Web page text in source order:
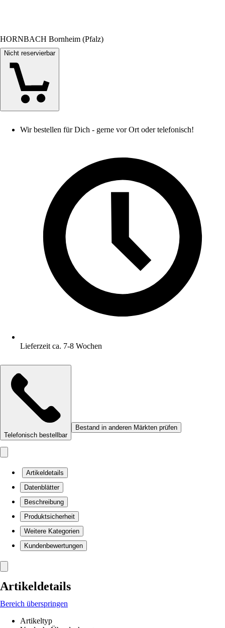
HORNBACH Bornheim (Pfalz)
Nicht reservierbar
Wir bestellen für Dich - gerne vor Ort oder telefonisch!
Lieferzeit ca. 7-8 Wochen
Telefonisch bestellbar
Bestand in anderen Märkten prüfen
Artikeldetails
Datenblätter
Beschreibung
Produktsicherheit
Weitere Kategorien
Kundenbewertungen
Artikeldetails
Bereich überspringen
Artikeltyp